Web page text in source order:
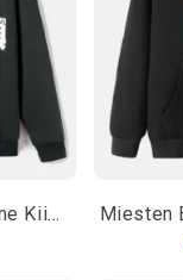
Miesten Lohikäärme Kiinalainen Merkki Takaisin Print 100 % Puuvillaa Kiristysnyörillinen Huppari